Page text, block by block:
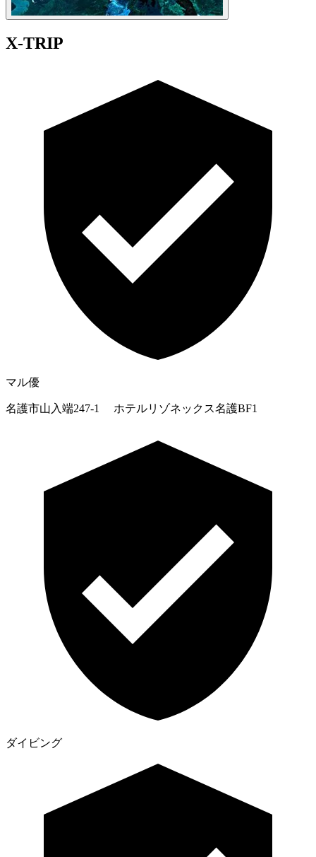
X-TRIP
マル優
名護市山入端247-1 ホテルリゾネックス名護BF1
ダイビング